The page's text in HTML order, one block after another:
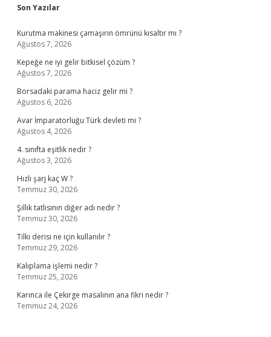
Sidebar
Son Yazılar
Kurutma makinesi çamaşırın ömrünü kısaltır mı ?
Ağustos 7, 2026
Kepeğe ne iyi gelir bitkisel çözüm ?
Ağustos 7, 2026
Borsadaki parama haciz gelir mi ?
Ağustos 6, 2026
Avar İmparatorluğu Türk devleti mi ?
Ağustos 4, 2026
4. sınıfta eşitlik nedir ?
Ağustos 3, 2026
Hızlı şarj kaç W ?
Temmuz 30, 2026
Şıllık tatlısının diğer adı nedir ?
Temmuz 30, 2026
Tilki derisi ne için kullanılır ?
Temmuz 29, 2026
Kalıplama işlemi nedir ?
Temmuz 25, 2026
Karınca ile Çekirge masalının ana fikri nedir ?
Temmuz 24, 2026